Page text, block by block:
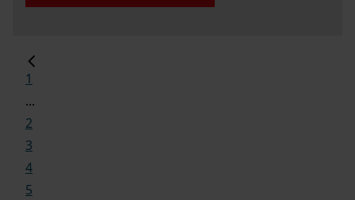
1
...
2
3
4
5